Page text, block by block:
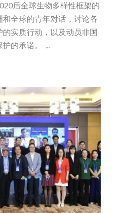
后全球生物多样性框架的
全球的青年对话，讨论各
实质行动，以及动员非国
的承诺。 ...